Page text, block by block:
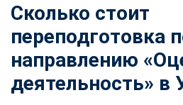
Сколько стоит
переподготовка
направлению
деятельность» в